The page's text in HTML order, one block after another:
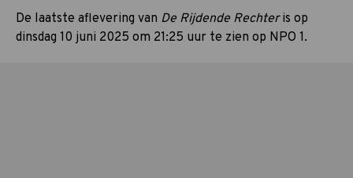
De laatste aflevering van De Rijdende Rechteris op
dinsdag 10 juni 2025 om 21:25 uur te zien op NPO 1.